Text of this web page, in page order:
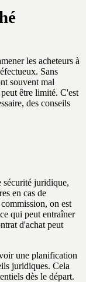
les acheteurs à
Sans
souvent mal
être limité. C'est
des conseils
sécurité juridique,
en cas de
on est
qui peut entraîner
d'achat peut
une planification
juridiques. Cela
dès le départ.